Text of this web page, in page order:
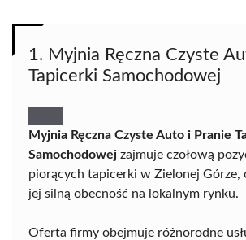
1. Myjnia Ręczna Czyste
Tapicerki Samochodowej
Myjnia Ręczna Czyste Auto i Pranie
Samochodowej zajmuje czołową
piorących tapicerki w Zielonej Górze,
jej silną obecność na lokalnym rynku.
Oferta firmy obejmuje różnorodne